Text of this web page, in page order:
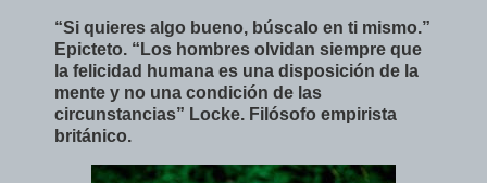
“Si quieres algo bueno, búscalo en ti mismo.”
Epicteto. “Los hombres olvidan siempre que
la felicidad humana es una disposición de la
mente y no una condición de las
circunstancias” Locke. Filósofo empirista
británico.